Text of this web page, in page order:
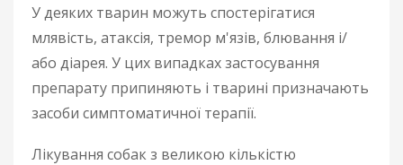
У деяких тварин можуть спостерігатися
млявість, атаксія, тремор м'язів, блювання і/
або діарея. У цих випадках застосування
препарату припиняють і тварині призначають
засоби симптоматичної терапії.
Лікування собак з великою кількістю